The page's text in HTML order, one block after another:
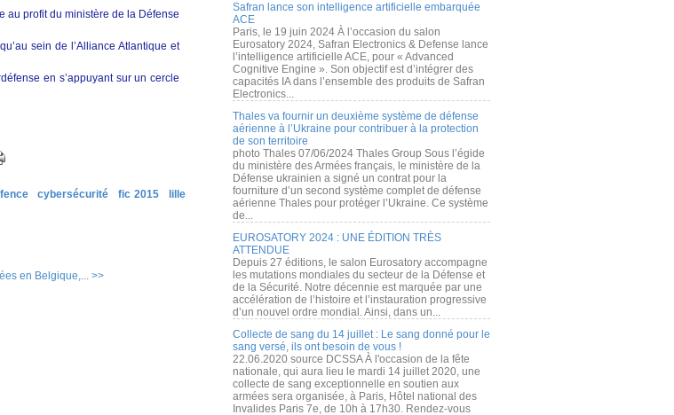
au profit du ministère de la Défense
sein de l’Alliance Atlantique et
en s’appuyant sur un cercle
cybersécurité fic 2015
lille
en Belgique,... >>
Safran lance son intelligence artificielle embarquée
ACE
Paris, le 19 juin 2024 À l’occasion du salon
Eurosatory 2024, Safran Electronics & Defense lance
l’intelligence artificielle ACE, pour « Advanced
Cognitive Engine ». Son objectif est d’intégrer des
capacités IA dans l’ensemble des produits de Safran
Electronics...
Thales va fournir un deuxième système de défense
aérienne à l’Ukraine pour contribuer à la protection
de son territoire
photo Thales 07/06/2024 Thales Group Sous l’égide
du ministère des Armées français, le ministère de la
Défense ukrainien a signé un contrat pour la
fourniture d’un second système complet de défense
aérienne Thales pour protéger l’Ukraine. Ce système
de...
EUROSATORY 2024 : UNE ÉDITION TRÈS
ATTENDUE
Depuis 27 éditions, le salon Eurosatory accompagne
les mutations mondiales du secteur de la Défense et
de la Sécurité. Notre décennie est marquée par une
accélération de l’histoire et l’instauration progressive
d’un nouvel ordre mondial. Ainsi, dans un...
Collecte de sang du 14 juillet : Le sang donné pour le
sang versé, ils ont besoin de vous !
22.06.2020 source DCSSA À l'occasion de la fête
nationale, qui aura lieu le mardi 14 juillet 2020, une
collecte de sang exceptionnelle en soutien aux
armées sera organisée, à Paris, Hôtel national des
Invalides Paris 7e, de 10h à 17h30. Rendez-vous